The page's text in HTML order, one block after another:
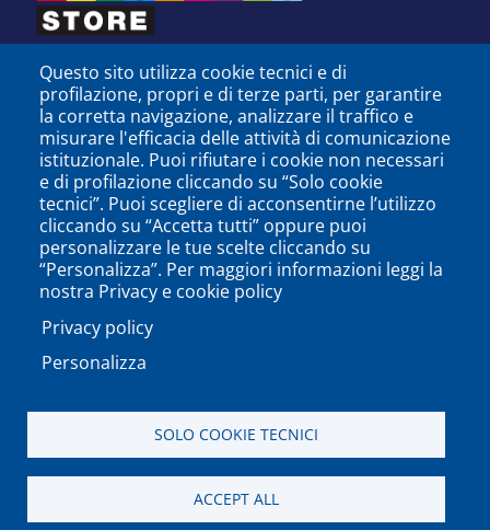
SEGUICI SU
PODCAST
Questo sito utilizza cookie tecnici e di
profilazione, propri e di terze parti, per garantire
la corretta navigazione, analizzare il traffico e
misurare l'efficacia delle attività di comunicazione
istituzionale. Puoi rifiutare i cookie non necessari
e di profilazione cliccando su “Solo cookie
tecnici”. Puoi scegliere di acconsentirne l’utilizzo
cliccando su “Accetta tutti” oppure puoi
personalizzare le tue scelte cliccando su
“Personalizza”. Per maggiori informazioni leggi la
nostra Privacy e cookie policy
Privacy policy
Personalizza
SOLO COOKIE TECNICI
ACCEPT ALL
Università degli Studi del Sannio di Benevento - Piazza
Guerrazzi, 82100 Benevento, ITALY P.IVA: 01114010620